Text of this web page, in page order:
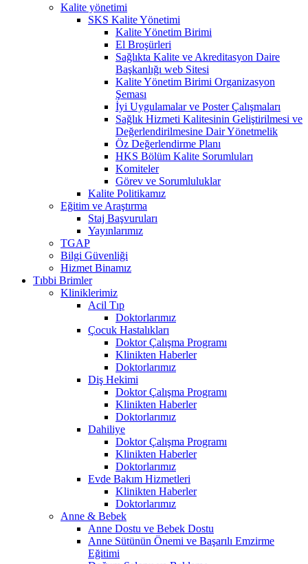
Kalite yönetimi
SKS Kalite Yönetimi
Kalite Yönetim Birimi
El Broşürleri
Sağlıkta Kalite ve Akreditasyon Daire
Başkanlığı web Sitesi
Kalite Yönetim Birimi Organizasyon
Şeması
İyi Uygulamalar ve Poster Çalışmaları
Sağlık Hizmeti Kalitesinin Geliştirilmesi ve
Değerlendirilmesine Dair Yönetmelik
Öz Değerlendirme Planı
HKS Bölüm Kalite Sorumluları
Komiteler
Görev ve Sorumluluklar
Kalite Politikamız
Eğitim ve Araştırma
Staj Başvuruları
Yayınlarımız
TGAP
Bilgi Güvenliği
Hizmet Binamız
Tıbbi Brimler
Kliniklerimiz
Acil Tıp
Doktorlarımız
Çocuk Hastalıkları
Doktor Çalışma Programı
Klinikten Haberler
Doktorlarımız
Diş Hekimi
Doktor Çalışma Programı
Klinikten Haberler
Doktorlarımız
Dahiliye
Doktor Çalışma Programı
Klinikten Haberler
Doktorlarımız
Evde Bakım Hizmetleri
Klinikten Haberler
Doktorlarımız
Anne & Bebek
Anne Dostu ve Bebek Dostu
Anne Sütünün Önemi ve Başarılı Emzirme
Eğitimi